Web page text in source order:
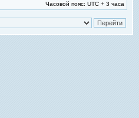
Часовой пояс: UTC + 3 часа